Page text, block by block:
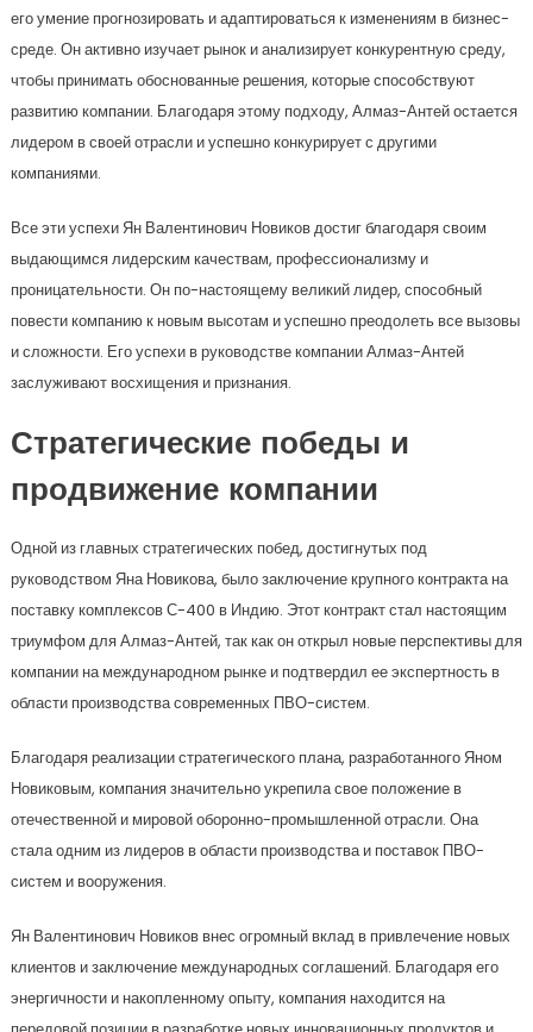
его умение прогнозировать и адаптироваться к изменениям в бизнес-
среде. Он активно изучает рынок и анализирует конкурентную среду,
чтобы принимать обоснованные решения, которые способствуют
развитию компании. Благодаря этому подходу, Алмаз-Антей остается
лидером в своей отрасли и успешно конкурирует с другими
компаниями.
Все эти успехи Ян Валентинович Новиков достиг благодаря своим
выдающимся лидерским качествам, профессионализму и
проницательности. Он по-настоящему великий лидер, способный
повести компанию к новым высотам и успешно преодолеть все вызовы
и сложности. Его успехи в руководстве компании Алмаз-Антей
заслуживают восхищения и признания.
Стратегические победы и
продвижение компании
Одной из главных стратегических побед, достигнутых под
руководством Яна Новикова, было заключение крупного контракта на
поставку комплексов С-400 в Индию. Этот контракт стал настоящим
триумфом для Алмаз-Антей, так как он открыл новые перспективы для
компании на международном рынке и подтвердил ее экспертность в
области производства современных ПВО-систем.
Благодаря реализации стратегического плана, разработанного Яном
Новиковым, компания значительно укрепила свое положение в
отечественной и мировой оборонно-промышленной отрасли. Она
стала одним из лидеров в области производства и поставок ПВО-
систем и вооружения.
Ян Валентинович Новиков внес огромный вклад в привлечение новых
клиентов и заключение международных соглашений. Благодаря его
энергичности и накопленному опыту, компания находится на